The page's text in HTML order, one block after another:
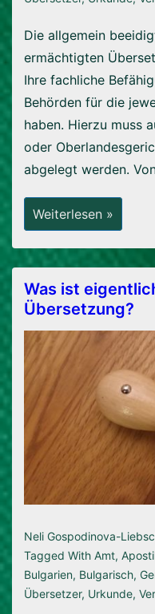
Die allgemein
ermächtigten
Ihre fachliche
Behörden für die
haben. Hierzu muss
oder
abgelegt werden.
Was
Sind
Beeidigte
Dolmetscher
Oder
Ermächtigte
Übersetzer?
Weiterlesen »
Was ist
Übersetzung?
Neli Gospodinova-
Tagged With Amt,
Bulgarien, Bulgarisch,
Übersetzer, Urkunde,